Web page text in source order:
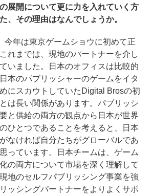
展開について更に力を入れていく方
、その理由はなんでしょうか。
今年は東京ゲームショウに初めて正
れまでは、現地のパートナーを介し
いました。日本のオフィスは比較的
本のパブリッシャーのゲームをイタ
にスカウトしていたDigital Brosの初
は長い関係があります。パブリッシ
と供給の両方の観点から日本が世界
ひとつであることを考えると、日本
なければ自分たちがグローバルであ
っています。日本チームは、ゲーム
の両方について市場を深く理解して
地のセルフパブリッシング事業を強
ッシングパートナーをよりよくサポ